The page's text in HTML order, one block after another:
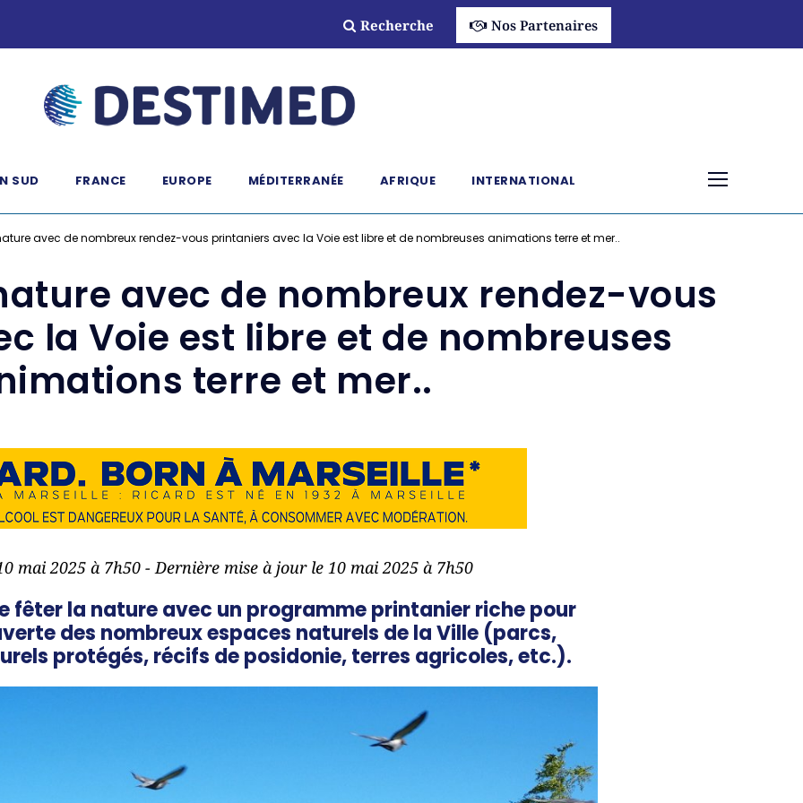
Recherche Nos Partenaires
SUD FRANCE EUROPE MÉDITERRANÉE AFRIQUE INTERNATIONAL
avec de nombreux rendez-vous printaniers avec la Voie est libre et de nombreuses animations terre et mer..
avec de nombreux rendez-vous
la Voie est libre et de nombreuses
terre et mer..
mai 2025 à 7h50 - Dernière mise à jour le 10 mai 2025 à 7h50
fêter la nature avec un programme printanier riche pour
des nombreux espaces naturels de la Ville (parcs,
protégés, récifs de posidonie, terres agricoles, etc.).